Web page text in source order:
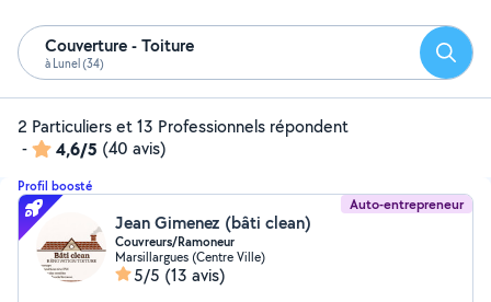
Couverture - Toiture
à Lunel (34)
2 Particuliers et 13 Professionnels répondent
-
4,6/5 (40 avis)
Profil boosté
Auto-entrepreneur
Jean Gimenez (bâti clean)
Couvreurs/Ramoneur
Marsillargues (Centre Ville)
5/5 (13 avis)